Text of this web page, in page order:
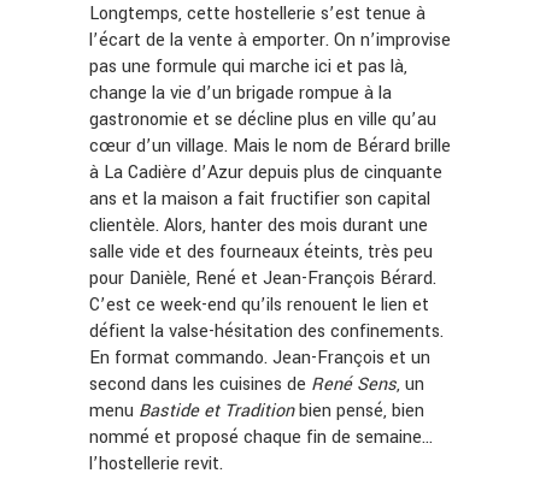
Longtemps, cette hostellerie s’est tenue à
l’écart de la vente à emporter. On n’improvise
pas une formule qui marche ici et pas là,
change la vie d’un brigade rompue à la
gastronomie et se décline plus en ville qu’au
cœur d’un village. Mais le nom de Bérard brille
à La Cadière d’Azur depuis plus de cinquante
ans et la maison a fait fructifier son capital
clientèle. Alors, hanter des mois durant une
salle vide et des fourneaux éteints, très peu
pour Danièle, René et Jean-François Bérard.
C’est ce week-end qu’ils renouent le lien et
défient la valse-hésitation des confinements.
En format commando. Jean-François et un
second dans les cuisines de René Sens, un
menu Bastide et Traditionbien pensé, bien
nommé et proposé chaque fin de semaine…
l’hostellerie revit.